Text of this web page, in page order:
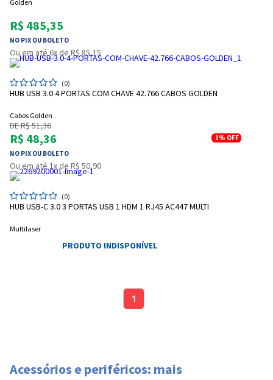
Entrega Flash
Retire na Loja
Golden
R$ 485,35
NO PIX OU BOLETO
Ou em até 6x de R$ 85,15
(0)
HUB USB 3.0 4 PORTAS COM CHAVE 42.766 CABOS GOLDEN
Cabos Golden
DE R$ 51,36
R$ 48,36
NO PIX OU BOLETO
1% OFF
Ou em até 1x de R$ 50,90
(0)
HUB USB-C 3.0 3 PORTAS USB 1 HDM 1 RJ45 AC447 MULTI
Multilaser
PRODUTO INDISPONÍVEL
1
Acessórios e periféricos: mais